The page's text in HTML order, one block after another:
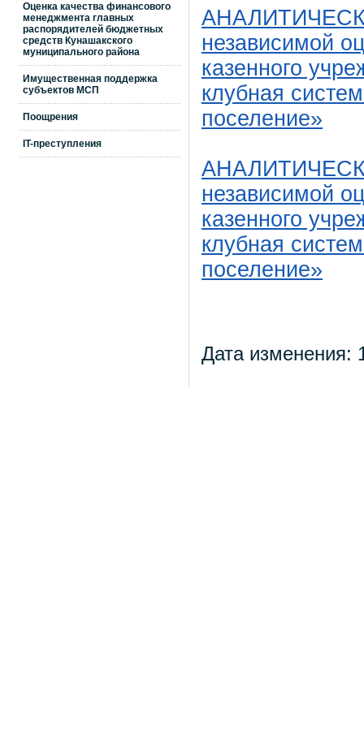
Оценка качества финансового
менеджмента главных
распорядителей бюджетных
средств Кунашакского
муниципального района
Имущественная поддержка
субъектов МСП
Поощрения
IT-преступления
независимой
казенного
клубная
поселение»
независимой
казенного
клубная
поселение»
Дата изменения: